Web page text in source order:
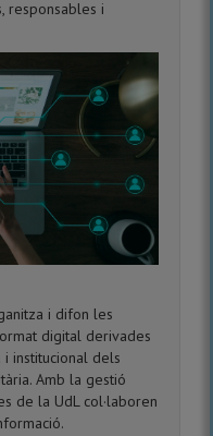
responsables i
i difon les
digital derivades
i institucional dels
Amb la gestió
de la UdL col·laboren